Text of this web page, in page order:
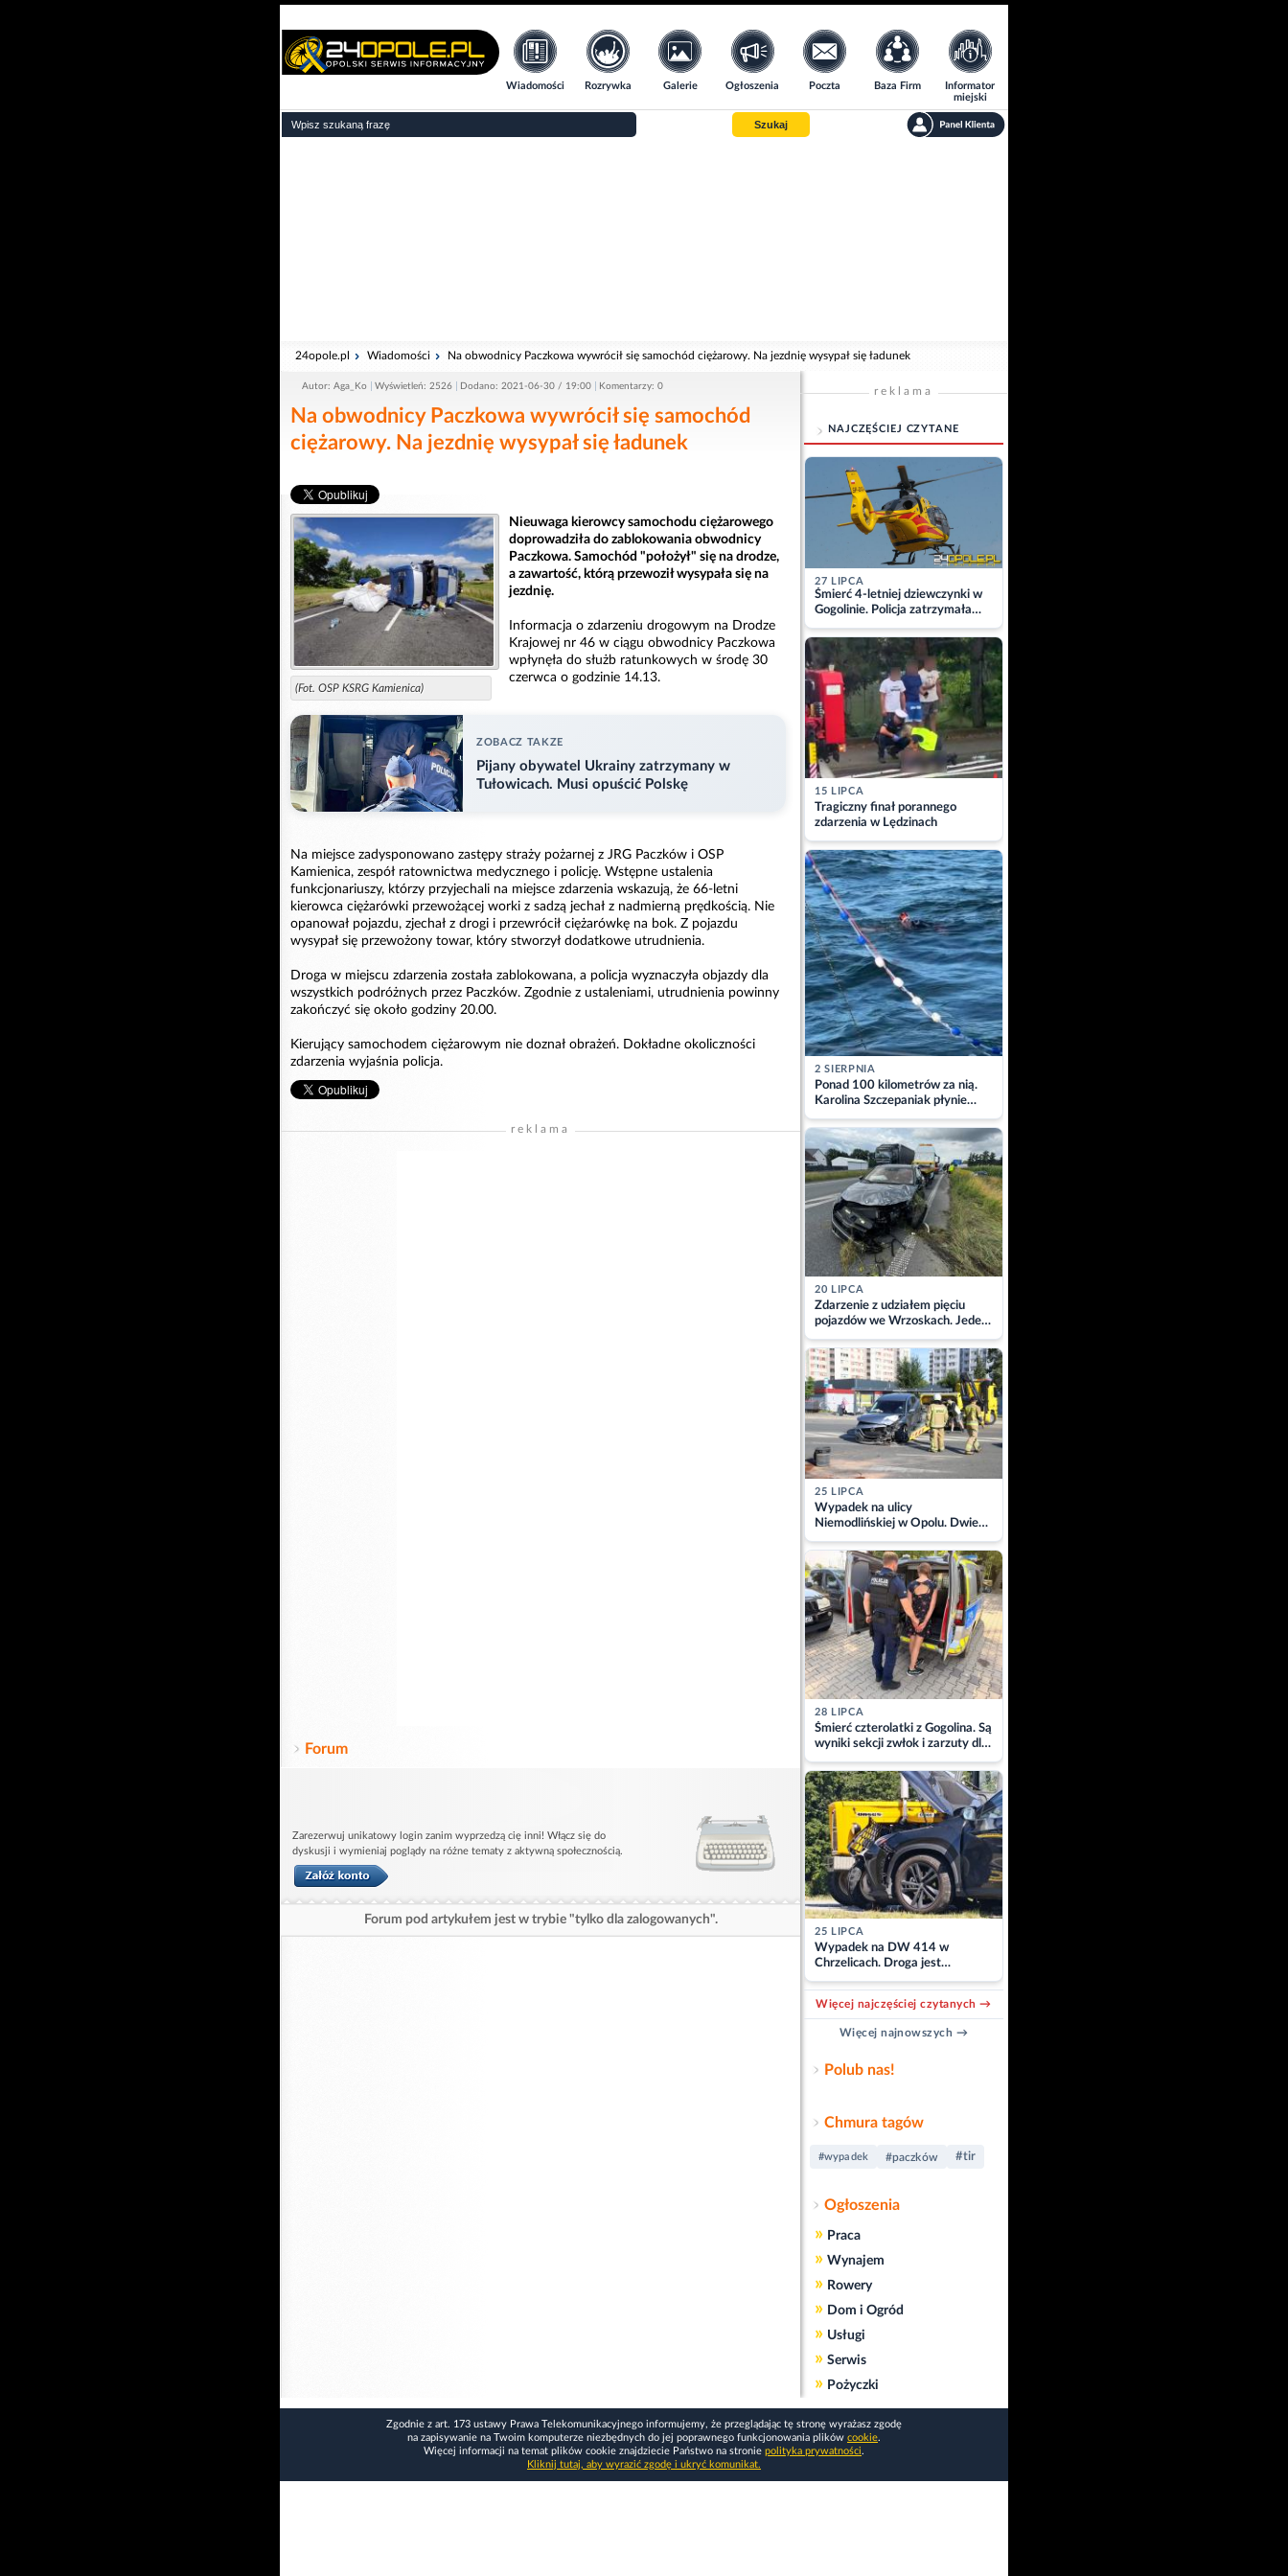
Wiadomości Rozrywka Galerie Ogłoszenia Poczta Baza Firm
Informator
miejski
Szukaj
24opole.pl Wiadomości Na obwodnicy Paczkowa wywrócił się samochód ciężarowy. Na jezdnię wysypał się ładunek
Autor: Aga_Ko Wyświetleń: 2526 Dodano: 2021-06-30 / 19:00 Komentarzy: 0
Na obwodnicy Paczkowa wywrócił się samochód
ciężarowy. Na jezdnię wysypał się ładunek
(Fot. OSP KSRG Kamienica)
Nieuwaga kierowcy samochodu ciężarowego
doprowadziła do zablokowania obwodnicy
Paczkowa. Samochód "położył" się na drodze,
a zawartość, którą przewoził wysypała się na
jezdnię.
Informacja o zdarzeniu drogowym na Drodze
Krajowej nr 46 w ciągu obwodnicy Paczkowa
wpłynęła do służb ratunkowych w środę 30
czerwca o godzinie 14.13.
ZOBACZ TAKZE
Pijany obywatel Ukrainy zatrzymany w
Tułowicach. Musi opuścić Polskę
Na miejsce zadysponowano zastępy straży pożarnej z JRG Paczków i OSP
Kamienica, zespół ratownictwa medycznego i policję. Wstępne ustalenia
funkcjonariuszy, którzy przyjechali na miejsce zdarzenia wskazują, że 66-letni
kierowca ciężarówki przewożącej worki z sadzą jechał z nadmierną prędkością. Nie
opanował pojazdu, zjechał z drogi i przewrócił ciężarówkę na bok. Z pojazdu
wysypał się przewożony towar, który stworzył dodatkowe utrudnienia.
Droga w miejscu zdarzenia została zablokowana, a policja wyznaczyła objazdy dla
wszystkich podróżnych przez Paczków. Zgodnie z ustaleniami, utrudnienia powinny
zakończyć się około godziny 20.00.
Kierujący samochodem ciężarowym nie doznał obrażeń. Dokładne okoliczności
zdarzenia wyjaśnia policja.
reklama
Forum
Zarezerwuj unikatowy login zanim wyprzedzą cię inni! Włącz się do
dyskusji i wymieniaj poglądy na różne tematy z aktywną społecznością.
Forum pod artykułem jest w trybie "tylko dla zalogowanych".
reklama
NAJCZĘŚCIEJ CZYTANE
27 LIPCA
Śmierć 4-letniej dziewczynki w
Gogolinie. Policja zatrzymała
matkę
15 LIPCA
Tragiczny finał porannego
zdarzenia w Lędzinach
2 SIERPNIA
Ponad 100 kilometrów za nią.
Karolina Szczepaniak płynie
przez Bałtyk dla Piotra.
Aktualizacja
20 LIPCA
Zdarzenie z udziałem pięciu
pojazdów we Wrzoskach. Jeden
z kierowców zabrany w
kajdankach
25 LIPCA
Wypadek na ulicy
Niemodlińskiej w Opolu. Dwie
osoby w szpitalu
28 LIPCA
Śmierć czterolatki z Gogolina. Są
wyniki sekcji zwłok i zarzuty dla
matki
25 LIPCA
Wypadek na DW 414 w
Chrzelicach. Droga jest
zablokowana
Więcej najczęściej czytanych →
Więcej najnowszych →
Polub nas!
Chmura tagów
#wypadek #paczków #tir
Ogłoszenia
» Praca
» Wynajem
» Rowery
» Dom i Ogród
» Usługi
» Serwis
» Pożyczki
Zgodnie z art. 173 ustawy Prawa Telekomunikacyjnego informujemy, że przeglądając tę stronę wyrażasz zgodę
na zapisywanie na Twoim komputerze niezbędnych do jej poprawnego funkcjonowania plików cookie.
Więcej informacji na temat plików cookie znajdziecie Państwo na stronie polityka prywatności.
Kliknij tutaj, aby wyrazić zgodę i ukryć komunikat.